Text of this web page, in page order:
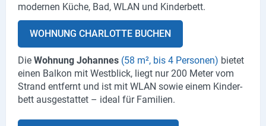
mo­der­nen Küche, Bad, WLAN und Kin­der­bett.
WOH­NUNG CHAR­LOT­TE BU­CHEN
Die Woh­nung Jo­han­nes (58 m², bis 4 Per­so­nen) bie­tet
einen Bal­kon mit West­blick, liegt nur 200 Meter vom
Strand ent­fernt und ist mit WLAN sowie einem Kin­der­
bett aus­ge­stat­tet – ideal für Fa­mi­li­en.